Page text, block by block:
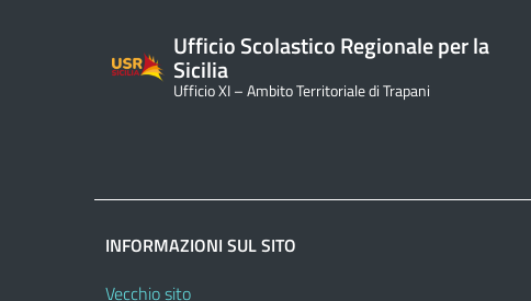
Ufficio Scolastico Regionale per la
Sicilia
Ufficio XI – Ambito Territoriale di Trapani
INFORMAZIONI SUL SITO
Vecchio sito